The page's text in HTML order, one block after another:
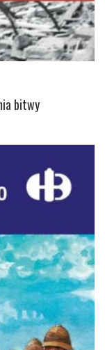
bitwy